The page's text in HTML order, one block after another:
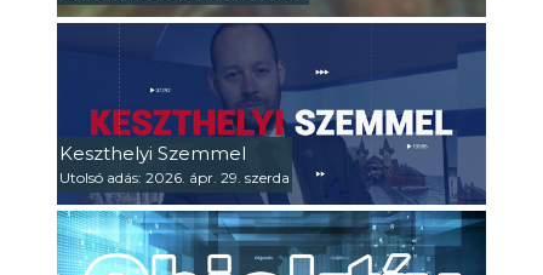
Keszthelyi Szemmel
Utolsó adás: 2026. ápr. 29. szerda